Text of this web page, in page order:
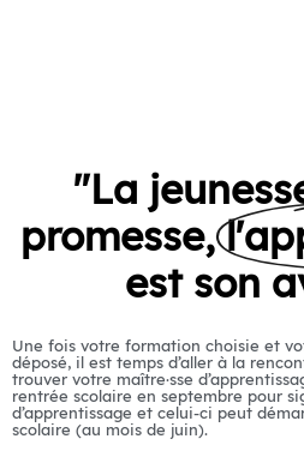
"La
promesse,
est son
Une fois votre formation choisie et
déposé, il est temps d’aller à la
trouver votre maître·sse
rentrée scolaire en septembre pour
d’apprentissage et celui-ci peut
scolaire (au mois de juin).